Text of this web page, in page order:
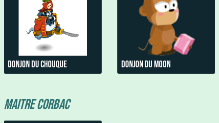
Donjon du Chouque Donjon du moon
Maitre Corbac